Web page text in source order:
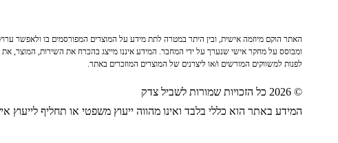
האתר הוקם מיוזמה אישית, ובין היתר במטרה לתת מידע על המוצרים המפורסמים בו ולאפשר
ומבוסס על מחקר אישי שנערך על ידי המחבר. המידע איננו מייצג בהכרח את השירות, המוצר,
לפנות למשווקים המורשים ו/או ליצרנים של המוצרים המוזכרים באתר.
© 2026 כל הזכויות שמורות לשביל צדק
המידע באתר הוא כללי בלבד ואינו מהווה ייעוץ משפטי או תחליף לייעוץ